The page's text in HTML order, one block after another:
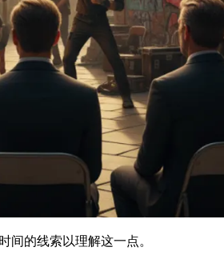
间的线索以理解这一点。